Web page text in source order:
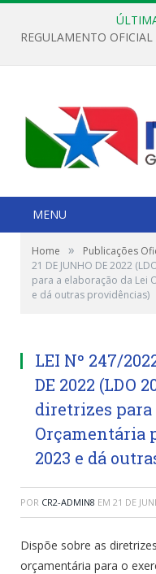
MENU
Home » Publicações
21 DE JUNHO DE 2022
para a elaboração da Lei
e dá outras providências)
LEI Nº 247/
DE 2022 (LDO
diretrizes para
Orçamentária
2023 e dá
POR CR2-ADMIN8 EM 21 DE
Dispõe sobre as
orçamentária para o